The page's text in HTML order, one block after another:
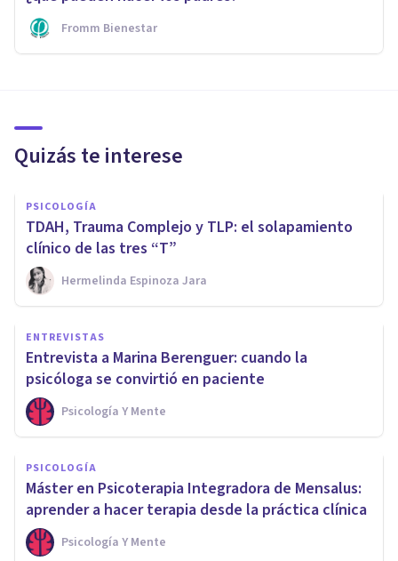
Fromm Bienestar
Quizás te interese
PSICOLOGÍA
TDAH, Trauma Complejo y TLP: el solapamiento
clínico de las tres “T”
Hermelinda Espinoza Jara
ENTREVISTAS
Entrevista a Marina Berenguer: cuando la
psicóloga se convirtió en paciente
Psicología Y Mente
PSICOLOGÍA
Máster en Psicoterapia Integradora de Mensalus:
aprender a hacer terapia desde la práctica clínica
Psicología Y Mente